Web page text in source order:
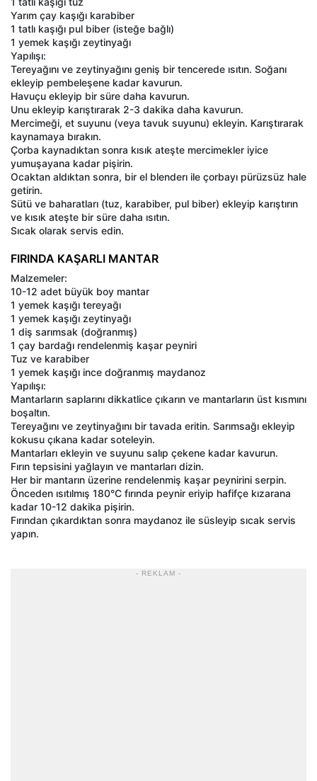
Yarım çay kaşığı karabiber
1 tatlı kaşığı pul biber (isteğe bağlı)
1 yemek kaşığı zeytinyağı
Yapılışı:
Tereyağını ve zeytinyağını geniş bir tencerede ısıtın. Soğanı
ekleyip pembeleşene kadar kavurun.
Havuçu ekleyip bir süre daha kavurun.
Unu ekleyip karıştırarak 2-3 dakika daha kavurun.
Mercimeği, et suyunu (veya tavuk suyunu) ekleyin. Karıştırarak
kaynamaya bırakın.
Çorba kaynadıktan sonra kısık ateşte mercimekler iyice
yumuşayana kadar pişirin.
Ocaktan aldıktan sonra, bir el blenderı ile çorbayı pürüzsüz hale
getirin.
Sütü ve baharatları (tuz, karabiber, pul biber) ekleyip karıştırın
ve kısık ateşte bir süre daha ısıtın.
Sıcak olarak servis edin.
FIRINDA KAŞARLI MANTAR
Malzemeler:
10-12 adet büyük boy mantar
1 yemek kaşığı tereyağı
1 yemek kaşığı zeytinyağı
1 diş sarımsak (doğranmış)
1 çay bardağı rendelenmiş kaşar peyniri
Tuz ve karabiber
1 yemek kaşığı ince doğranmış maydanoz
Yapılışı:
Mantarların saplarını dikkatlice çıkarın ve mantarların üst kısmını
boşaltın.
Tereyağını ve zeytinyağını bir tavada eritin. Sarımsağı ekleyip
kokusu çıkana kadar soteleyin.
Mantarları ekleyin ve suyunu salıp çekene kadar kavurun.
Fırın tepsisini yağlayın ve mantarları dizin.
Her bir mantarın üzerine rendelenmiş kaşar peynirini serpin.
Önceden ısıtılmış 180°C fırında peynir eriyip hafifçe kızarana
kadar 10-12 dakika pişirin.
Fırından çıkardıktan sonra maydanoz ile süsleyip sıcak servis
yapın.
- REKLAM -